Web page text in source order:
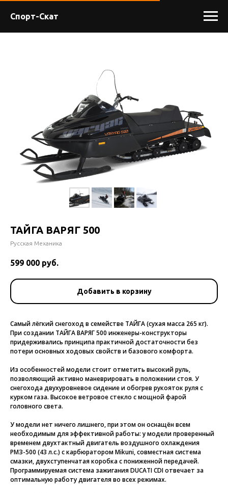
Спорт-Скат
ТАЙГА ВАРЯГ 500
Русская Механика
599 000 руб.
Добавить в корзину
Самый лёгкий снегоход в семействе ТАЙГА (сухая масса 265 кг).
При создании ТАЙГА ВАРЯГ 500 инженеры-конструкторы
придерживались принципа практичной достаточности без
потери основных ходовых свойств и базового комфорта.
Из особенностей модели стоит отметить высокий руль,
позволяющий активно маневрировать в положении стоя. У
снегохода двухуровневое сидение и обогрев рукояток руля с
курком газа. Высокое ветровое стекло с мощной фарой
головного света.
У модели нет ничего лишнего, при этом он оснащён всем
необходимым для эффективной работы: у модели проверенный
временем двухтактный двигатель воздушного охлаждения
РМЗ-500 (43 л.с.) с карбюратором Mikuni, совместная система
смазки, двухступенчатая коробка с пониженной передачей.
Программируемая система зажигания DUCATI CDI отвечает за
оптимальную работу двигателя во всех режимах.